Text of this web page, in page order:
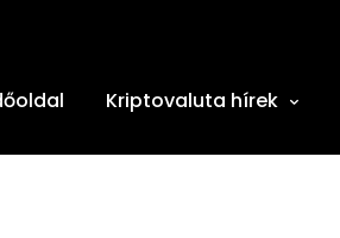
Kriptovaluta hírek